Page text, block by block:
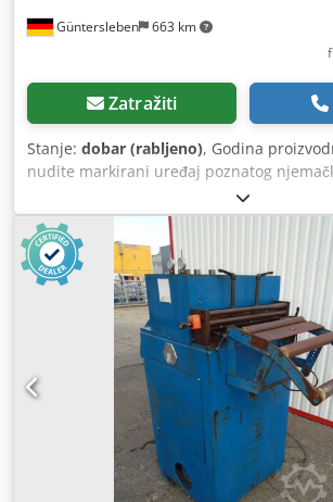
Güntersleben 663 km
Zatražiti
Stanje: dobar (rabljeno), Godina
nudite markirani uređaj poznatog
Griebel. Značajke uređaja: Električni
i ravnanje Reže do 2 mm čelika prema
aluminij znatno više Iskoristiva duljina:
Debljina lima željezo: 2 mm Ravna lim
viševalnog sustava Csdjzcxa Hepfx
komada mogu se unaprijed podesiti
druge strojeve i alate na raspolaganju
prema §25a Zakona o PDV-u – PDV je
računa. Mogu organizirati špeditersku
viličar je na raspolaganju. Besplatno
slikama. Pregled i testiranje su mogući
dogovora. Plaćanje gotovinom prilikom
mogu još nešto učiniti za vas, molim vas
Preuzimanje bi trebalo biti unutar 8 dana